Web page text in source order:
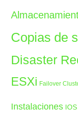
Copias de
Disaster
ESXi Failover
Instalaciones